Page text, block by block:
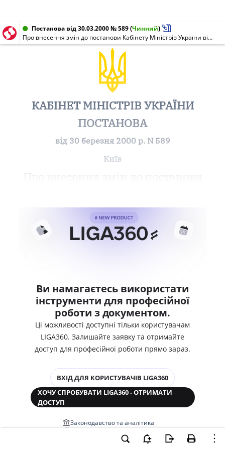
Постанова від 30.03.2000 № 589(Чинний)
Про внесення змін до постанови Кабінету Міністрів України від 23 березня 2000 р. N 552
КАБІНЕТ МІНІСТРІВ УКРАЇНИ
ПОСТАНОВА
від 30 березня 2000 р. N 589
Київ
Ви намагаєтесь використати
інструменти для професійної
роботи з документом.
Ці можливості доступні тільки користувачам
LIGA360. Залишайте заявку та отримайте
доступ для професійної роботи прямо зараз.
ВХІД ДЛЯ КОРИСТУВАЧІВ LIGA360
ХОЧУ СПРОБУВАТИ LIGA360 - ОТРИМАТИ
ДОСТУП
Законодавство та аналітика
Перевірка компаній та персон